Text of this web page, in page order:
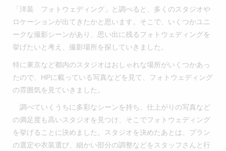
「洋装 フォトウェディング」と調べると、多くのスタジオや
ロケーションが出てきたかと思います。そこで、いくつかユニ
ークな撮影シーンがあり、思い出に残るフォトウェディングを
挙げたいと考え、撮影場所を探していきました。
特に東京など都内のスタジオはおしゃれな場所がいくつかあっ
たので、HPに載っている写真などを見て、フォトウェディング
の雰囲気を見ていきました。
調べていくうちに多彩なシーンを持ち、仕上がりの写真など
の満足度も高いスタジオを見つけ、そこでフォトウェディング
を挙げることに決めました。スタジオを決めたあとは、プラン
の選定や衣装選び、細かい部分の調整などをスタッフさんと行